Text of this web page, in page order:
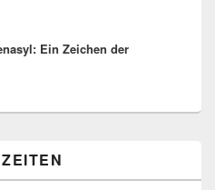
Ein Zeichen der